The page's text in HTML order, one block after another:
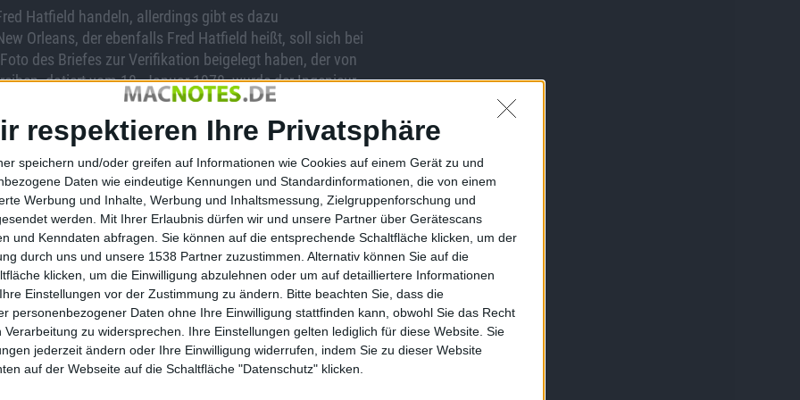
respektieren Ihre Privatsphäre
speichern und/oder greifen auf Informationen wie Cookies auf einem Gerät zu und
Daten wie eindeutige Kennungen und Standardinformationen, die von einem
Werbung und Inhalte, Werbung und Inhaltsmessung, Zielgruppenforschung und
werden.
Mit Ihrer Erlaubnis dürfen wir und unsere Partner über Gerätescans
und Kenndaten abfragen. Sie können auf die entsprechende Schaltfläche klicken, um der
durch uns und unsere 1538 Partner zuzustimmen. Alternativ können Sie auf die
klicken, um die Einwilligung abzulehnen oder um auf detailliertere Informationen
Einstellungen vor der Zustimmung zu ändern.
Bitte beachten Sie, dass die
personenbezogener Daten ohne Ihre Einwilligung stattfinden kann, obwohl Sie das Recht
Verarbeitung zu widersprechen. Ihre Einstellungen gelten lediglich für diese Website. Sie
jederzeit ändern oder Ihre Einwilligung widerrufen, indem Sie zu dieser Website
auf der Webseite auf die Schaltfläche "Datenschutz" klicken.
Hatfield handeln, allerdings gibt es dazu
Orleans, der ebenfalls Fred Hatfield heißt, soll sich bei
des Briefes zur Verifikation beigelegt haben, der von
datiert vom 18. Januar 1978, wurde der Ingenieur
eines Apple 2 auszutauschen, für weitere 400 US-Dollar.
Angebot des Apple 1 unzufrieden war.
Denn dieser hatte das Gerät Anfang 2013 an einen
für 40.000 US-Dollar. Zu dieser Zeit soll das Gerät
muss das Gerät durch den Tausch von Kabeln und
nach dem Kauf nach Kalifornien geflogen sei, um
dem fernen Osten, der anonym bleiben möchte.
allem auch aus der Tatsache, dass es sich dabei um ein
Zudem rankt ein Mythos um die Urheber Steve Jobs und